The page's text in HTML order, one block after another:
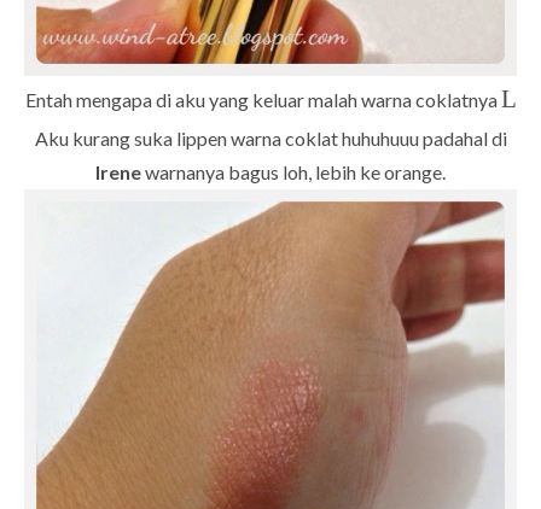
Entah mengapa di aku yang keluar malah warna coklatnyaL
Aku kurang suka lippen warna coklat huhuhuuu padahal di
Irenewarnanya bagus loh, lebih ke orange.